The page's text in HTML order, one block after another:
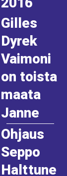
Gilles
Dyrek
Vaimoni
on toista
maata
Janne
Ohjaus
Seppo
Halttune